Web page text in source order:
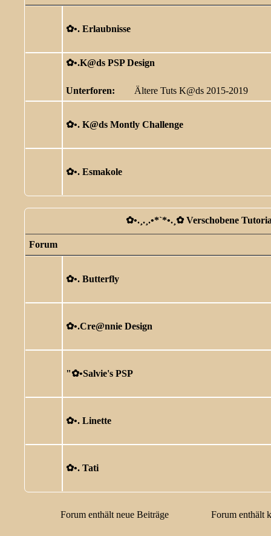
✿ •. Erlaubnisse
✿ •.K@ds PSP Design
Unterforen: Ältere Tuts K@ds 2015-2019
✿ •. K@ds Montly Challenge
✿ •. Esmakole
✿ •.¸.¸.•*`*•.¸✿ Verschobene
Forum
✿ •. Butterfly
✿ •.Cre@nnie Design
"✿ •Salvie's PSP
✿ •. Linette
✿ •. Tati
Forum enthält neue Beiträge Forum enthält